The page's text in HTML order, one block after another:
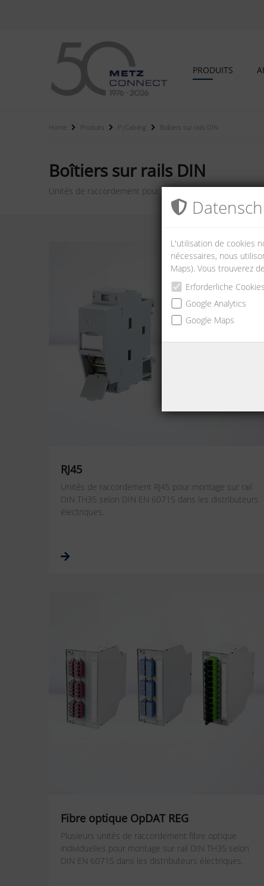
PRODUITS
Home Produits P|Cabling Boîtiers sur rails DIN
Boîtiers sur rails DIN
Unités de raccordement pour montage sur rail DIN
RJ45
Unités de raccordement RJ45 pour montage sur rail
DIN TH35 selon DIN EN 60715 dans les distributeurs
électriques.
Fibre optique OpDAT REG
Plusieurs unités de raccordement fibre optique
individuelles pour montage sur rail DIN TH35 selon
DIN EN 60715 dans les distributeurs électriques.
L'utilisation de cookies
nécessaires, nous
Maps). Vous trouverez
Erforderliche Cookies
Google Analytics
Google Maps